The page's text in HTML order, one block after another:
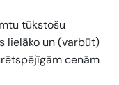
tūkstošu
lielāko un (varbūt)
cenām